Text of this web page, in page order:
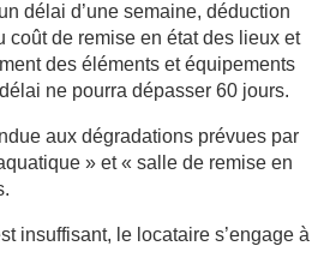
délai d’une semaine, déduction
coût de remise en état des lieux et
des éléments et équipements
ne pourra dépasser 60 jours.
aux dégradations prévues par
» et « salle de remise en
insuffisant, le locataire s’engage à